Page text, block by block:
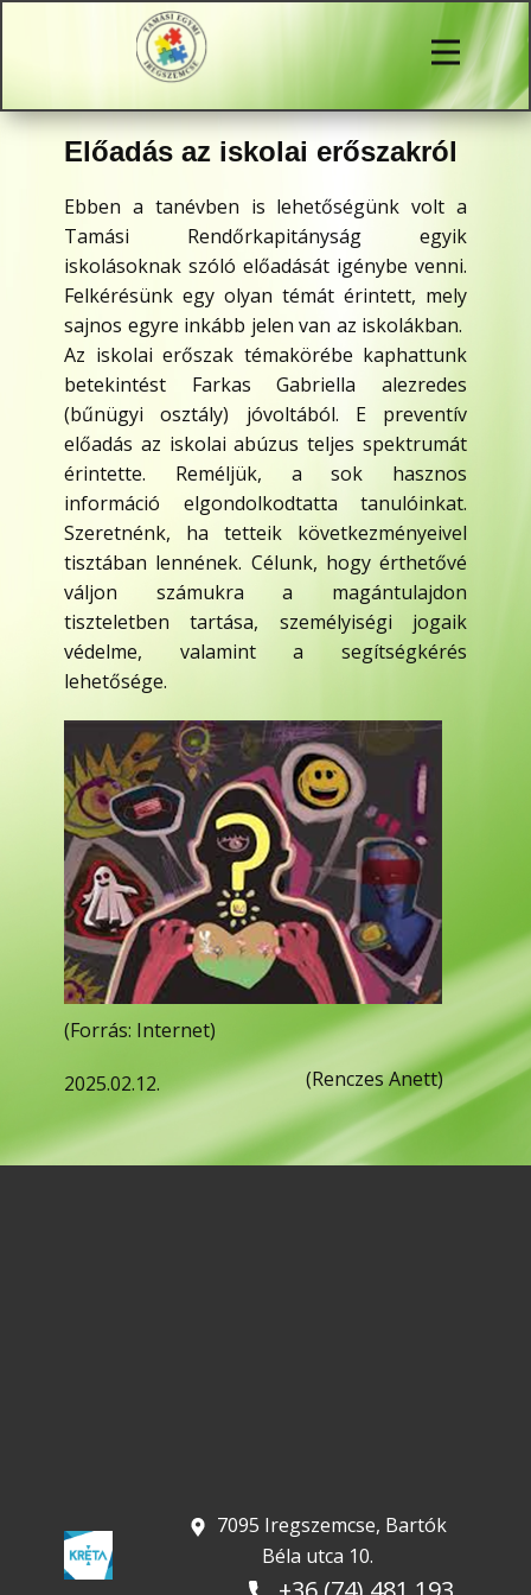
Előadás az iskolai erőszakról
Ebben a tanévben is lehetőségünk volt a
Tamási Rendőrkapitányság egyik
iskolásoknak szóló előadását igénybe venni.
Felkérésünk egy olyan témát érintett, mely
sajnos egyre inkább jelen van az iskolákban.
Az iskolai erőszak témakörébe kaphattunk
betekintést Farkas Gabriella alezredes
(bűnügyi osztály) jóvoltából. E preventív
előadás az iskolai abúzus teljes spektrumát
érintette. Reméljük, a sok hasznos
információ elgondolkodtatta tanulóinkat.
Szeretnénk, ha tetteik következményeivel
tisztában lennének. Célunk, hogy érthetővé
váljon számukra a magántulajdon
tiszteletben tartása, személyiségi jogaik
védelme, valamint a segítségkérés
lehetősége.
(Forrás: Internet)
2025.02.12. (Renczes Anett)
​ 7095 Iregszemcse, Bartók
Béla utca 10.